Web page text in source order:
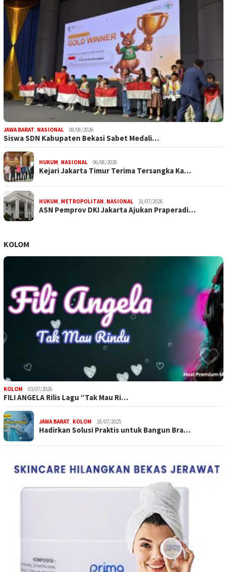
JAWA BARAT, NASIONAL 08/08/2026
Siswa SDN Kabupaten Bekasi Sabet Medali…
HUKUM, NASIONAL 06/08/2026
Kejari Jakarta Timur Terima Tersangka Ka…
HUKUM, METROPOLITAN, NASIONAL 31/07/2026
ASN Pemprov DKI Jakarta Ajukan Praperadi…
KOLOM
KOLOM 03/07/2026
FILI ANGELA Rilis Lagu “Tak Mau Ri…
JAWA BARAT, KOLOM 18/07/2025
Hadirkan Solusi Praktis untuk Bangun Bra…